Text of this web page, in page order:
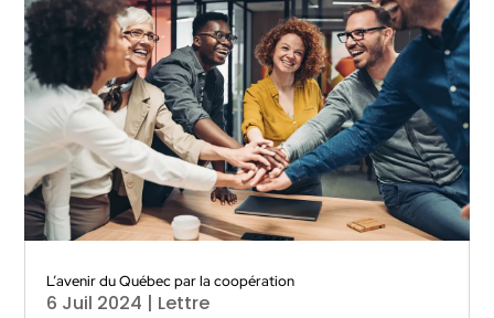
L’avenir du Québec par la coopération
6 Juil 2024 | Lettre